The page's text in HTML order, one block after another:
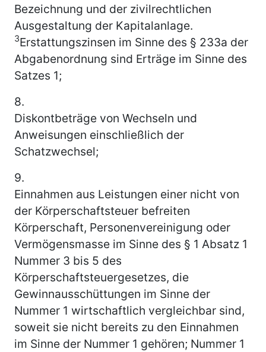
Bezeichnung und der zivilrechtlichen
Ausgestaltung der Kapitalanlage.
3Erstattungszinsen im Sinne des § 233a der
Abgabenordnung sind Erträge im Sinne des
Satzes 1;
8.
Diskontbeträge von Wechseln und
Anweisungen einschließlich der
Schatzwechsel;
9.
Einnahmen aus Leistungen einer nicht von
der Körperschaftsteuer befreiten
Körperschaft, Personenvereinigung oder
Vermögensmasse im Sinne des § 1 Absatz 1
Nummer 3 bis 5 des
Körperschaftsteuergesetzes, die
Gewinnausschüttungen im Sinne der
Nummer 1 wirtschaftlich vergleichbar sind,
soweit sie nicht bereits zu den Einnahmen
im Sinne der Nummer 1 gehören; Nummer 1